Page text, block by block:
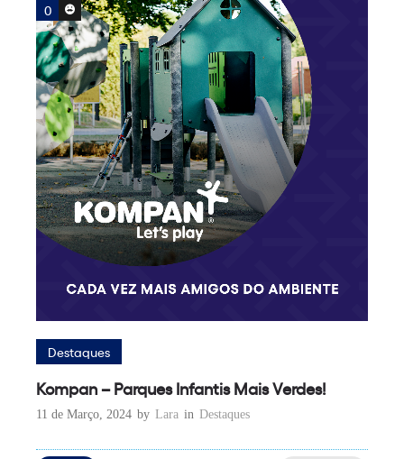
0 0
Destaques
Kompan – Parques Infantis Mais Verdes!
11 de Março, 2024 by Lara in Destaques